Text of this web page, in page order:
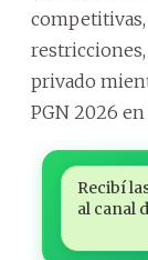
privado
PGN 2026
Recibí
al canal